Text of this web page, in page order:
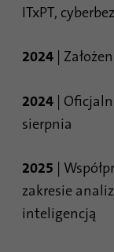
ITxPT,
2024 |
2024 |
sierpnia
2025 |
zakresie
inteligencją